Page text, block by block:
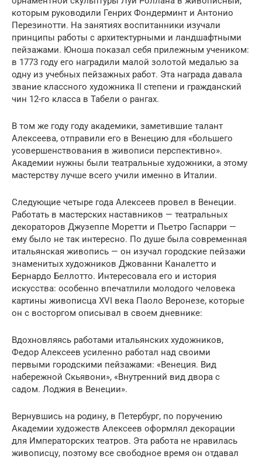
которым руководили Генрих Фондерминт и Антонио
Перезинотти. На занятиях воспитанники изучали
принципы работы с архитектурными и ландшафтными
пейзажами. Юноша показал себя прилежным учеником:
в 1773 году его наградили малой золотой медалью за
одну из учебных пейзажных работ. Эта награда давала
звание классного художника II степени и гражданский
чин 12-го класса в Табели о рангах.
В том же году году академики, заметившие талант
Алексеева, отправили его в Венецию для «большего
усовершенствования в живописи перспективно».
Академии нужны были театральные художники, а этому
мастерству лучше всего учили именно в Италии.
Следующие четыре года Алексеев провел в Венеции.
Работать в мастерских наставников — театральных
декораторов Джузеппе Моретти и Пьетро Гаспарри —
ему было не так интересно. По душе была современная
итальянская живопись — он изучал городские пейзажи
знаменитых художников Джованни Каналетто и
Бернардо Беллотто. Интересовала его и история
искусства: особенно впечатлили молодого человека
картины живописца XVI века Паоло Веронезе, которые
он с восторгом описывал в своем дневнике:
Вдохновляясь работами итальянских художников,
Федор Алексеев усиленно работал над своими
первыми городскими пейзажами: «Венеция. Вид
набережной Скьявони», «Внутренний вид двора с
садом. Лоджия в Венеции».
Вернувшись на родину, в Петербург, по поручению
Академии художеств Алексеев оформлял декорации
для Императорских театров. Эта работа не нравилась
живописцу, поэтому все свободное время он отдавал